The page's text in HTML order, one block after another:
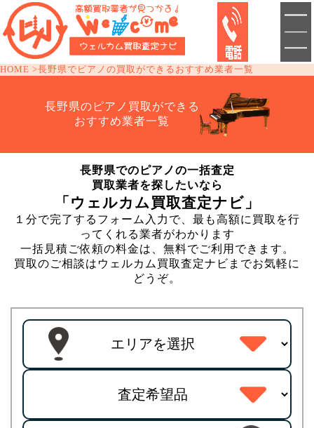
HOME 長野県でピアノの買取ができるおすすめ業者一覧
長野県のピアノ買取ができる
おすすめ業者一覧
長野県でのピアノの一括査定
買取業者を探したいなら
「ウェルカム買取査定ナビ」
１分で完了するフォーム入力で、最も高額に買取を行
ってくれる業者がわかります
一括見積ご依頼の料金は、無料でご利用できます。
買取のご相談はウェルカム買取査定ナビまでお気軽に
どうぞ。